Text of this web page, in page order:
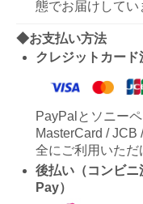
態でお届けしてい
◆お支払い方法
クレジットカード
PayPalとソニー
MasterCard / JCB
全にご利用いただ
後払い（コンビ
Pay）